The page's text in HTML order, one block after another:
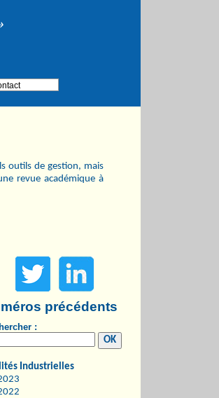
outils de gestion, mais
revue académique à
précédents
:
Industrielles